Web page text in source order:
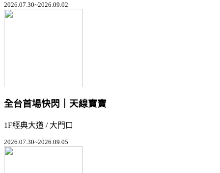
2026.07.30~2026.09.02
全台首場快閃｜天線寶寶
1F經典大道 / 大門口
2026.07.30~2026.09.05